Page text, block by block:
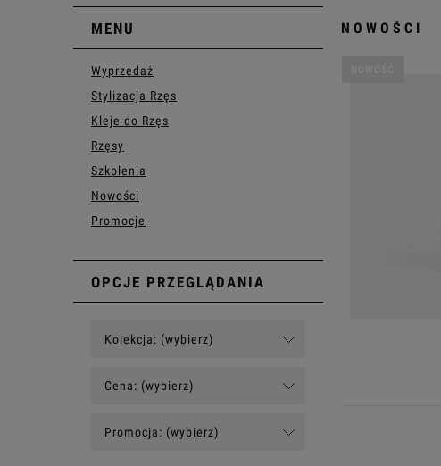
MENU
Wyprzedaż
Stylizacja Rzęs
Kleje do Rzęs
Rzęsy
Szkolenia
Nowości
Promocje
OPCJE PRZEGLĄDANIA
Kolekcja: (wybierz)
Cena: (wybierz)
Promocja: (wybierz)
NOWOŚCI